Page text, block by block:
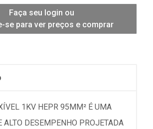
Faça seu login ou
se para ver preços e comprar
1KV HEPR 95MM² É UMA
ALTO DESEMPENHO PROJETADA